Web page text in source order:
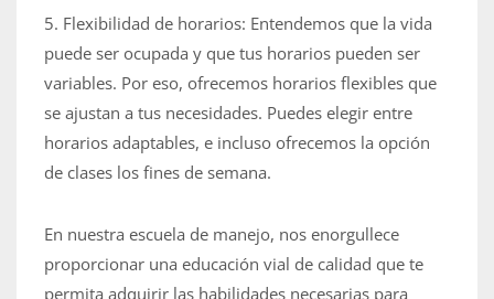
5. Flexibilidad de horarios: Entendemos que la vida
puede ser ocupada y que tus horarios pueden ser
variables. Por eso, ofrecemos horarios flexibles que
se ajustan a tus necesidades. Puedes elegir entre
horarios adaptables, e incluso ofrecemos la opción
de clases los fines de semana.
En nuestra escuela de manejo, nos enorgullece
proporcionar una educación vial de calidad que te
permita adquirir las habilidades necesarias para